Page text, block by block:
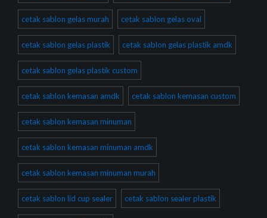
cetak sablon gelas murah cetak sablon gelas oval
cetak sablon gelas plastik cetak sablon gelas plastik amdk
cetak sablon gelas plastik custom
cetak sablon kemasan amdk cetak sablon kemasan custom
cetak sablon kemasan minuman
cetak sablon kemasan minuman amdk
cetak sablon kemasan minuman murah
cetak sablon lid cup sealer cetak sablon sealer plastik